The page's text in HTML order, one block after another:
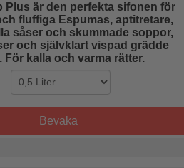
Plus är den perfekta sifonen för
fluffiga Espumas, aptitretare,
såser och skummade soppor,
och självklart vispad grädde
För kalla och varma rätter.
Bevaka